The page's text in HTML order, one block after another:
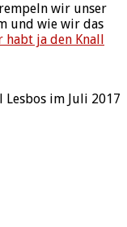
wir unser
und wie wir das
habt ja den Knall
im Juli 2017